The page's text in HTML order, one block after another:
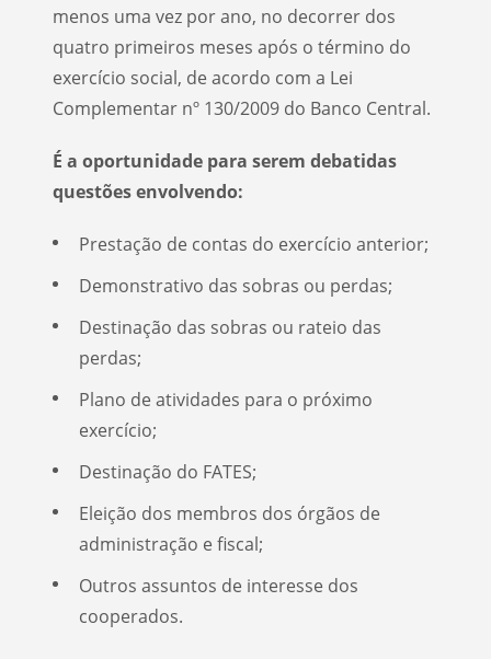
menos uma vez por ano, no decorrer dos
quatro primeiros meses após o término do
exercício social, de acordo com a Lei
Complementar nº 130/2009 do Banco Central.
É a oportunidade para serem debatidas
questões envolvendo:
Prestação de contas do exercício anterior;
Demonstrativo das sobras ou perdas;
Destinação das sobras ou rateio das
perdas;
Plano de atividades para o próximo
exercício;
Destinação do FATES;
Eleição dos membros dos órgãos de
administração e fiscal;
Outros assuntos de interesse dos
cooperados.